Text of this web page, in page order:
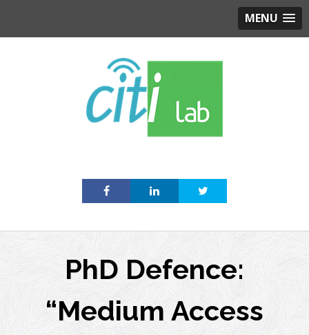
MENU
PhD Defence:
“Medium Access